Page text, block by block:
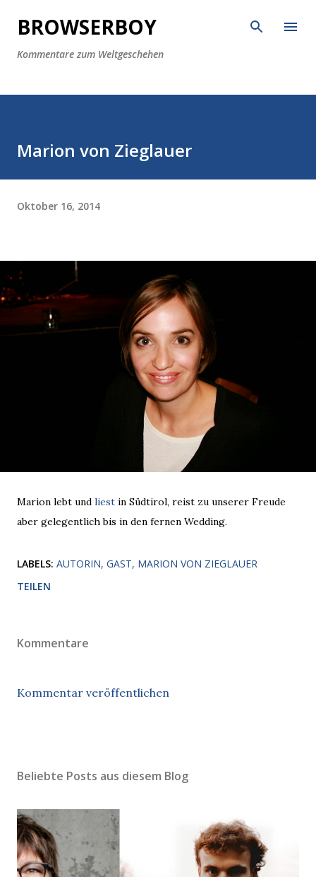
Direkt zum Hauptbereich
BROWSERBOY
Kommentare zum Weltgeschehen
Marion von Zieglauer
Oktober 16, 2014
Marion lebt und liest in Südtirol, reist zu unserer Freude
aber gelegentlich bis in den fernen Wedding.
LABELS: AUTORIN GAST MARION VON ZIEGLAUER
TEILEN
Kommentare
Kommentar veröffentlichen
Beliebte Posts aus diesem Blog